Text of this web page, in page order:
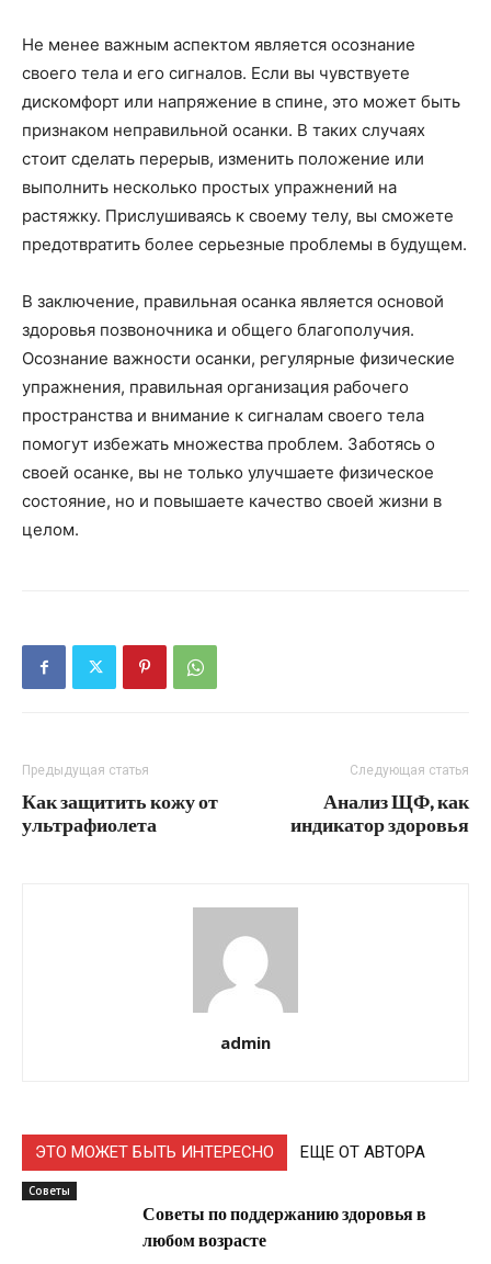
Не менее важным аспектом является осознание
своего тела и его сигналов. Если вы чувствуете
дискомфорт или напряжение в спине, это может быть
признаком неправильной осанки. В таких случаях
стоит сделать перерыв, изменить положение или
выполнить несколько простых упражнений на
растяжку. Прислушиваясь к своему телу, вы сможете
предотвратить более серьезные проблемы в будущем.
В заключение, правильная осанка является основой
здоровья позвоночника и общего благополучия.
Осознание важности осанки, регулярные физические
упражнения, правильная организация рабочего
пространства и внимание к сигналам своего тела
помогут избежать множества проблем. Заботясь о
своей осанке, вы не только улучшаете физическое
состояние, но и повышаете качество своей жизни в
целом.
Предыдущая статья
Как защитить кожу от
ультрафиолета
Следующая статья
Анализ ЩФ, как
индикатор здоровья
admin
ЭТО МОЖЕТ БЫТЬ ИНТЕРЕСНО ЕЩЕ ОТ АВТОРА
Советы
Советы по поддержанию здоровья в
любом возрасте